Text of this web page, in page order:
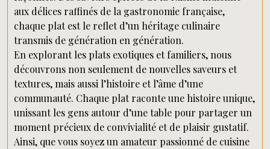
aux délices raffinés de la gastronomie française,
chaque plat est le reflet d’un héritage culinaire
transmis de génération en génération.
En explorant les plats exotiques et familiers, nous
découvrons non seulement de nouvelles saveurs et
textures, mais aussi l’histoire et l’âme d’une
communauté. Chaque plat raconte une histoire unique,
unissant les gens autour d’une table pour partager un
moment précieux de convivialité et de plaisir gustatif.
Ainsi, que vous soyez un amateur passionné de cuisine